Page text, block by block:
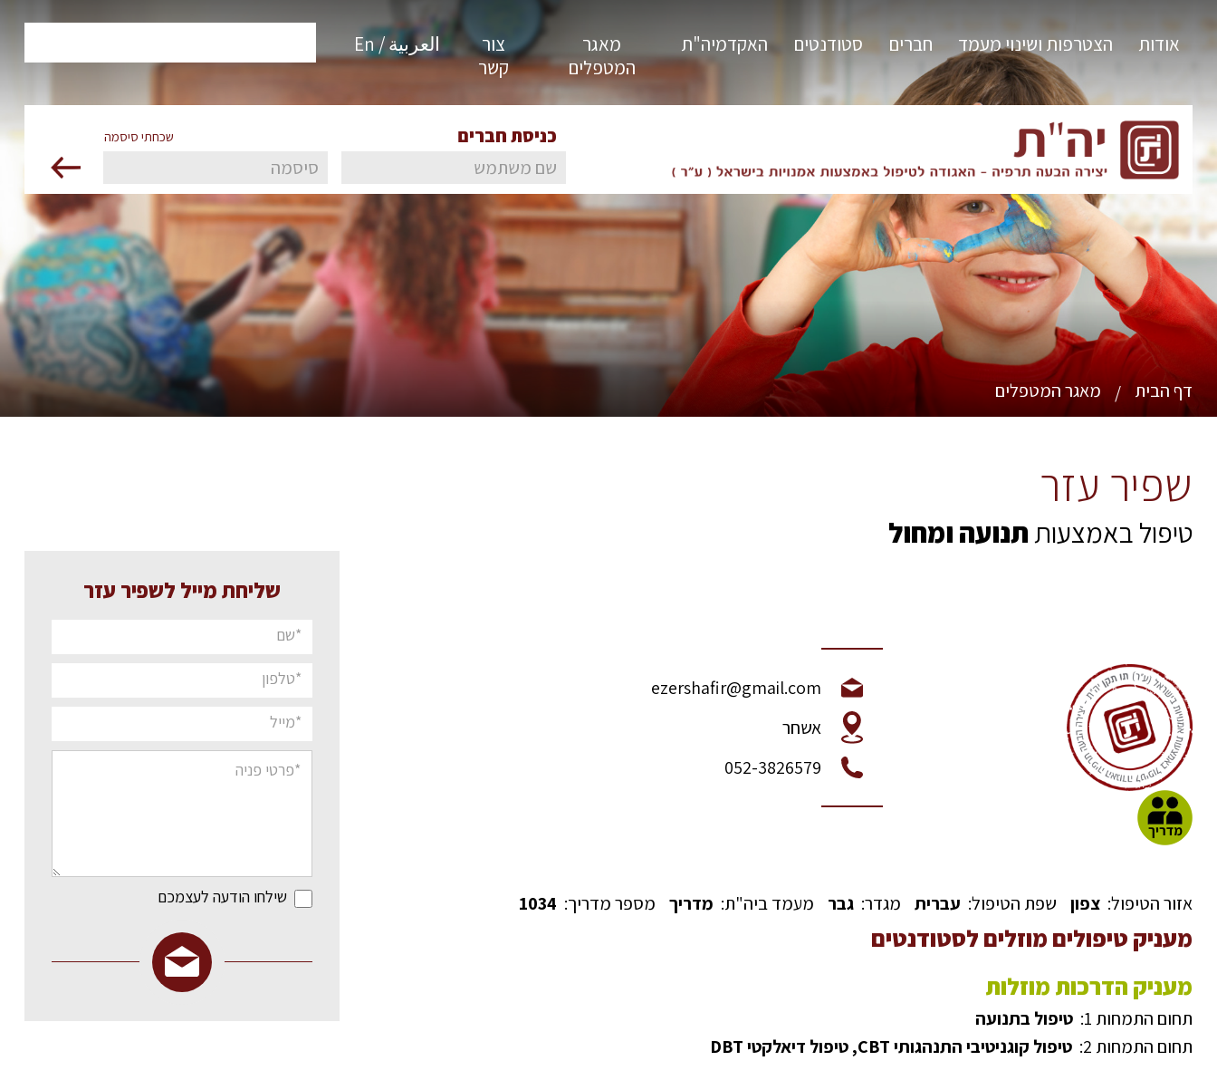
אודות הצטרפות ושינוי מעמד חברים סטודנטים האקדמיה"ת
מאגר
המטפלים
צור
קשר
العربية / En
כניסת חברים שכחתי סיסמה
דף הבית / מאגר המטפלים
שפיר עזר
טיפול באמצעותתנועה ומחול
ezershafir@gmail.com
אשחר
052-3826579
אזור הטיפול: צפון שפת הטיפול: עברית מגדר: גבר מעמד ביה"ת: מדריך מספר מדריך: 1034
מעניק טיפולים מוזלים לסטודנטים
מעניק הדרכות מוזלות
תחום התמחות 1:
טיפול בתנועה
תחום התמחות 2:
טיפול קוגניטיבי התנהגותי CBT, טיפול דיאלקטי DBT
שליחת מייל לשפיר עזר
שילחו הודעה לעצמכם